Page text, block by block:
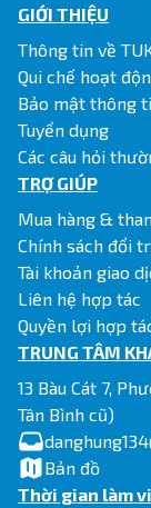
GIỚI THIỆU
Thông tin về
Qui chế hoạt
Bảo mật thông
Tuyển dụng
Các câu hỏi
TRỢ GIÚP
Mua hàng &
Chính sách đổi
Tài khoản giao
Liên hệ hợp tác
Quyền lợi hợp
TRUNG TÂM
13 Bàu Cát 7,
Tân Bình cũ)
Bản đồ
Thời gian làm